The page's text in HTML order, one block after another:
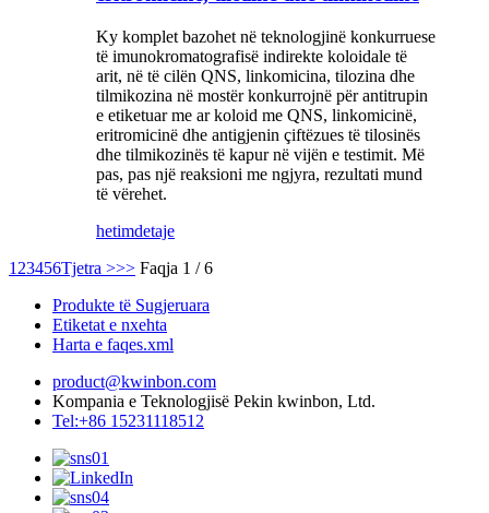
Ky komplet bazohet në teknologjinë konkurruese
të imunokromatografisë indirekte koloidale të
arit, në të cilën QNS, linkomicina, tilozina dhe
tilmikozina në mostër konkurrojnë për antitrupin
e etiketuar me ar koloid me QNS, linkomicinë,
eritromicinë dhe antigjenin çiftëzues të tilosinës
dhe tilmikozinës të kapur në vijën e testimit. Më
pas, pas një reaksioni me ngjyra, rezultati mund
të vërehet.
hetimdetaje
1 23456Tjetra >>> Faqja 1 / 6
Produkte të Sugjeruara
Etiketat e nxehta
Harta e faqes.xml
product@kwinbon.com
Kompania e Teknologjisë Pekin kwinbon, Ltd.
Tel:+86 15231118512